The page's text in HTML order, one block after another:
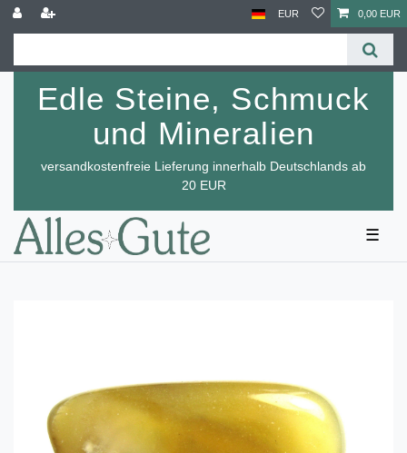
EUR 0,00 EUR
Edle Steine, Schmuck
und Mineralien
versandkostenfreie Lieferung innerhalb Deutschlands ab
20 EUR
☰